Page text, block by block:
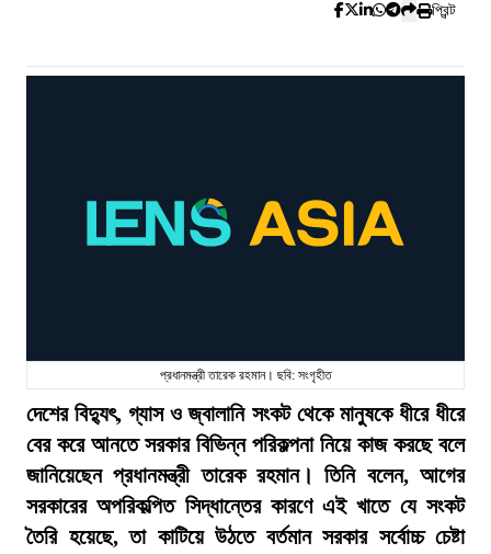
প্রিন্ট
প্রধানমন্ত্রী তারেক রহমান। ছবি: সংগৃহীত
দেশের বিদ্যুৎ, গ্যাস ও জ্বালানি সংকট থেকে মানুষকে ধীরে ধীরে
বের করে আনতে সরকার বিভিন্ন পরিকল্পনা নিয়ে কাজ করছে বলে
জানিয়েছেন প্রধানমন্ত্রী তারেক রহমান। তিনি বলেন, আগের
সরকারের অপরিকল্পিত সিদ্ধান্তের কারণে এই খাতে যে সংকট
তৈরি হয়েছে, তা কাটিয়ে উঠতে বর্তমান সরকার সর্বোচ্চ চেষ্টা